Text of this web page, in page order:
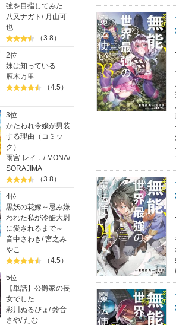
強を目指してみた
八又ナガト / 月山可
也
（3.8）
2位
妹は知っている
雁木万里
（4.5）
3位
かたわれ令嬢が男装
する理由（コミッ
ク）
雨宮 レイ． / MONA/
SORAJIMA
（3.8）
4位
黒妖の花嫁～忌み嫌
われた私が冷酷大尉
に愛されるまで～
音中さわき/宮之み
やこ
（4.5）
5位
【単話】公爵家の長
女でした
彩川ぬるぴょ /鈴音
さや/たむ